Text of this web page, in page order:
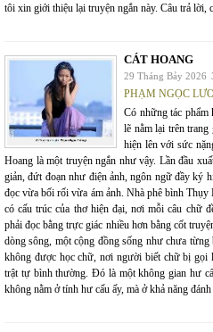
tôi xin giới thiệu lại truyện ngắn này. Câu trả lời,
CÁT HOANG
29 Tháng Bảy 2026
PHẠM NGỌC
Có những tác phẩm
lẽ nằm lại trên
hiện lên với sức
Hoang là một truyện ngắn như vậy. Lần đầu
giản, đứt đoạn như điện ảnh, ngôn ngữ đầy ký
đọc vừa bối rối vừa ám ảnh. Nhà phê bình
có cấu trúc của thơ hiện đại, nơi mỗi câu chữ
phải đọc bằng trực giác nhiều hơn bằng cốt
dòng sông, một cộng đồng sống như chưa từng
không được học chữ, nơi người biết chữ bị gọi
trật tự bình thường. Đó là một không gian hư
không nằm ở tính hư cấu ấy, mà ở khả năng